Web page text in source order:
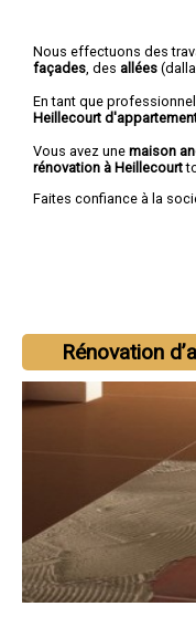
Nous effectuons des
façades , des allées
En tant que
Heillecourt
Vous avez une maison
rénovation à Heillecourt
Faites confiance à la
Rénovation